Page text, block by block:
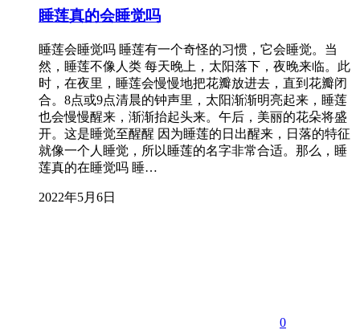
睡莲真的会睡觉吗
睡莲会睡觉吗 睡莲有一个奇怪的习惯，它会睡觉。当
然，睡莲不像人类 每天晚上，太阳落下，夜晚来临。此
时，在夜里，睡莲会慢慢地把花瓣放进去，直到花瓣闭
合。8点或9点清晨的钟声里，太阳渐渐明亮起来，睡莲
也会慢慢醒来，渐渐抬起头来。午后，美丽的花朵将盛
开。这是睡觉至醒醒 因为睡莲的日出醒来，日落的特征
就像一个人睡觉，所以睡莲的名字非常合适。那么，睡
莲真的在睡觉吗 睡…
2022年5月6日
0